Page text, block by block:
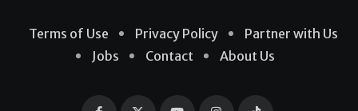
Terms of Use Privacy Policy
Partner with Us
Jobs
Contact About Us